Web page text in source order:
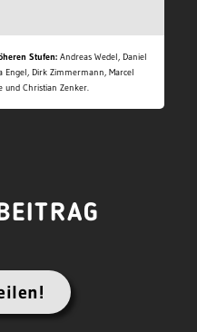
Stufen: Andreas Wedel, Daniel
Engel, Dirk Zimmermann, Marcel
und Christian Zenker.